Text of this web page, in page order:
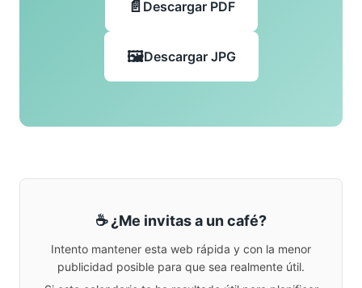
Descargar PDF
Descargar JPG
☕ ¿Me invitas a un café?
Intento mantener esta web rápida y con la menor
publicidad posible para que sea realmente útil.